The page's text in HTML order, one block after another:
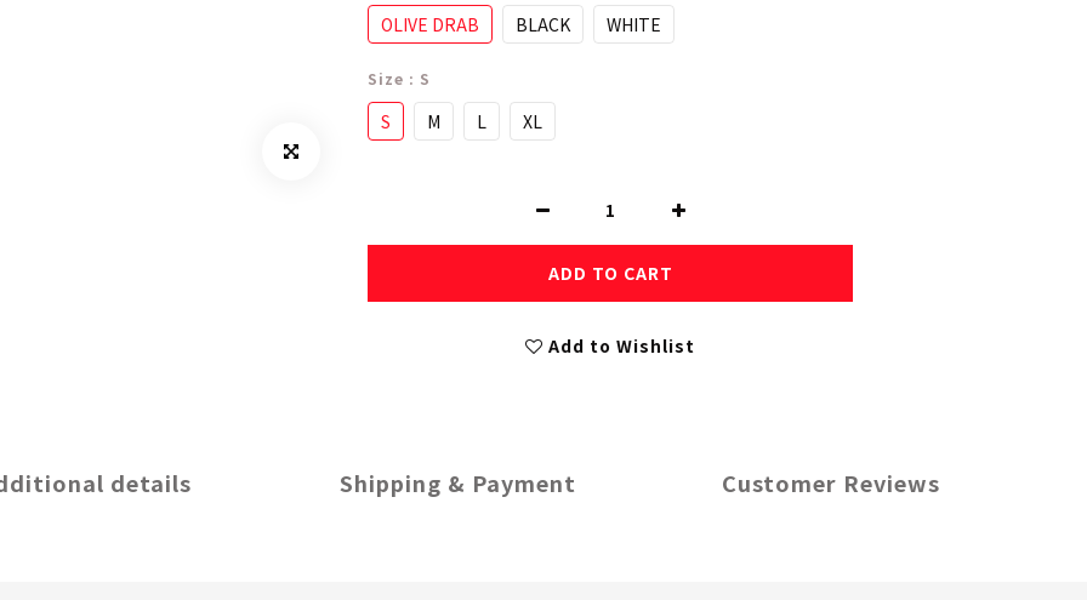
OLIVE DRAB BLACK WHITE
Size : S
S M L XL
ADD TO CART
Add to Wishlist
details Shipping & Payment Customer Reviews